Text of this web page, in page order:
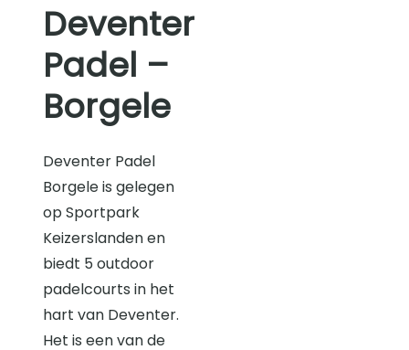
Deventer
Padel –
Borgele
Deventer Padel
Borgele is gelegen
op Sportpark
Keizerslanden en
biedt 5 outdoor
padelcourts in het
hart van Deventer.
Het is een van de